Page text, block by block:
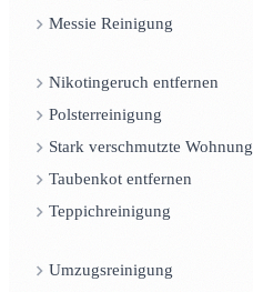
Messie Reinigung
Nikotingeruch entfernen
Polsterreinigung
Stark verschmutzte Wohnung
Taubenkot entfernen
Teppichreinigung
Umzugsreinigung